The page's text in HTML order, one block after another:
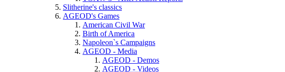
Slitherine's classics
AGEOD's Games
American Civil War
Birth of America
Napoleon`s Campaigns
AGEOD - Media
AGEOD - Demos
AGEOD - Videos